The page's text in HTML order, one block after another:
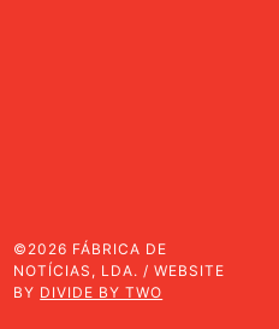
©2026 FÁBRICA DE
NOTÍCIAS, LDA. / WEBSITE
BY DIVIDE BY TWO